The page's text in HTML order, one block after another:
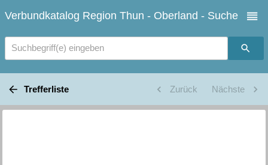
Verbundkatalog Region Thun - Oberland - Suche
Suchbegriff(e) eingeben
Trefferliste Zurück Nächste